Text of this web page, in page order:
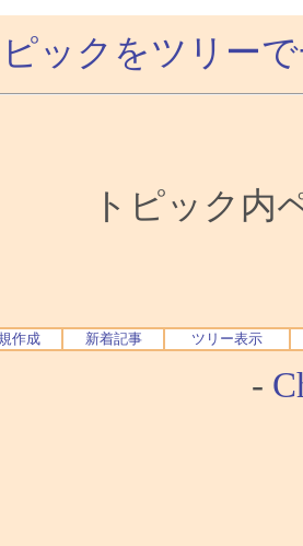
ックをツリー
トピック内
作成 新着記事 ツリー表示
-